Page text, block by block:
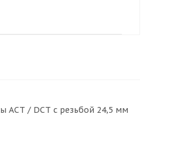
АСТ / DСТ c peзьбoй 24,5 мм